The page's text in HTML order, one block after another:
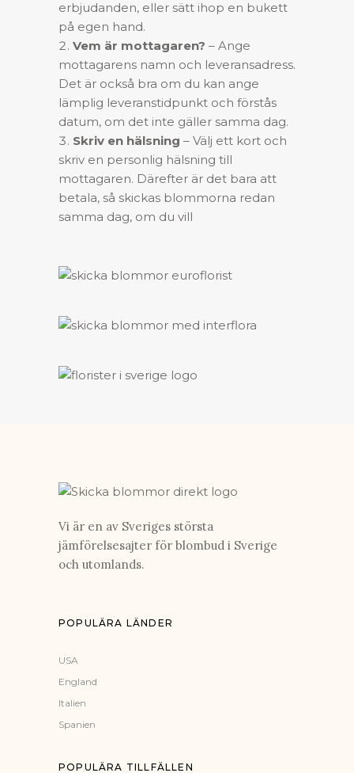
erbjudanden, eller sätt ihop en bukett
på egen hand.
Vem är mottagaren? – Ange
mottagarens namn och leveransadress.
Det är också bra om du kan ange
lämplig leveranstidpunkt och förstås
datum, om det inte gäller samma dag.
Skriv en hälsning – Välj ett kort och
skriv en personlig hälsning till
mottagaren. Därefter är det bara att
betala, så skickas blommorna redan
samma dag, om du vill
Vi är en av Sveriges största
jämförelsesajter för blombud i Sverige
och utomlands.
POPULÄRA LÄNDER
USA
England
Italien
Spanien
POPULÄRA TILLFÄLLEN